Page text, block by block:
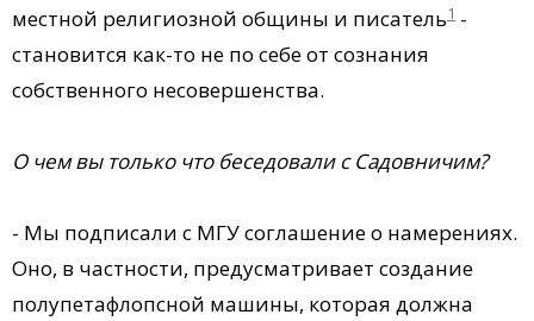
местной религиозной общины и писатель1 -
становится как-то не по себе от сознания
собственного несовершенства.
О чем вы только что беседовали с Садовничим?
- Мы подписали с МГУ соглашение о намерениях.
Оно, в частности, предусматривает создание
полупетафлопсной машины, которая должна